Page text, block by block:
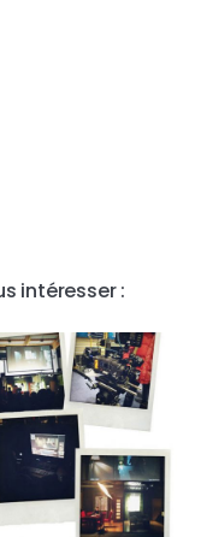
intéresser :